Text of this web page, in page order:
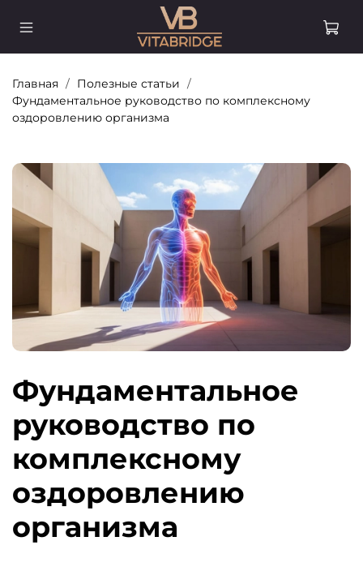
Главная
Полезные статьи
Фундаментальное руководство по комплексному
оздоровлению организма
Фундаментальное
руководство по
комплексному
оздоровлению
организма